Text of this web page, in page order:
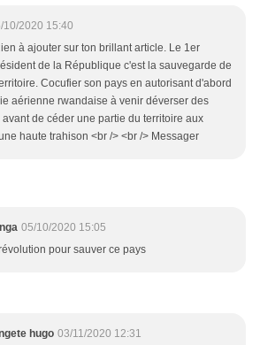
10/2020 15:40
à ajouter sur ton brillant article. Le 1er
de la République c'est la sauvegarde de
Cocufier son pays en autorisant d'abord
aérienne rwandaise à venir déverser des
de céder une partie du territoire aux
haute trahison <br /> <br /> Messager
05/10/2020 15:05
révolution pour sauver ce pays
hugo 03/11/2020 12:31